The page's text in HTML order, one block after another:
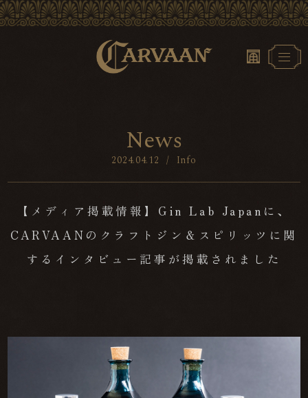
News
2024.04.12 / Info
【メディア掲載情報】Gin Lab Japanに、
CARVAANのクラフトジン＆スピリッツに関
するインタビュー記事が掲載されました